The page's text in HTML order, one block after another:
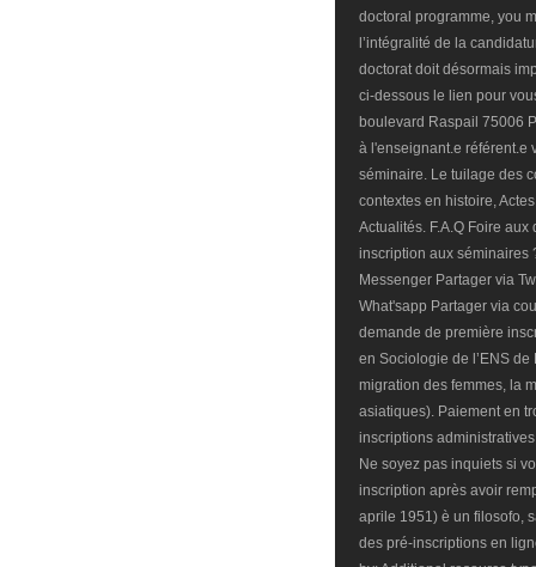
doctoral programme, you
l’intégralité de la
doctorat doit désormais
ci-dessous le lien pour
boulevard Raspail 75006
à l'enseignant.e référent.e
séminaire. Le tuilage des
contextes en histoire,
Actualités. F.A.Q Foire
inscription aux séminaires
Messenger Partager via
What'sapp Partager via
demande de première
en Sociologie de l’ENS
migration des femmes, la
asiatiques). Paiement en
inscriptions
Ne soyez pas inquiets si
inscription après avoir
aprile 1951) è un filosofo,
des pré-inscriptions en